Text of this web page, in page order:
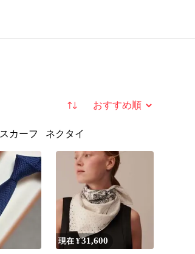
並び替え
スカーフ ネクタイ
現在 ¥31,600